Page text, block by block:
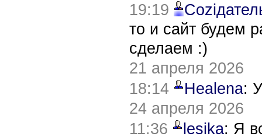
19:19
то и сайт будем
сделаем :)
21 апреля 2026
18:14
Healena:
24 апреля 2026
11:36
lesika: Я